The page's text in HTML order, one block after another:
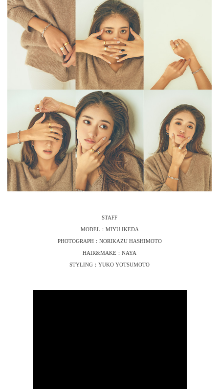
STAFF
MODEL：MIYU IKEDA
PHOTOGRAPH：NORIKAZU HASHIMOTO
HAIR&MAKE：NAYA
STYLING：YUKO YOTSUMOTO